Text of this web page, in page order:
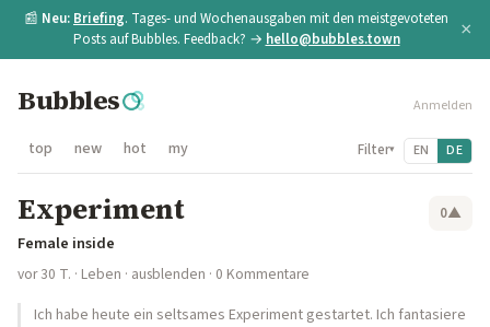
📰 Neu: Briefing. Tages- und Wochenausgaben mit den meistgevoteten
Posts auf Bubbles. Feedback? → hello@bubbles.town ×
Bubbles Anmelden
top new hot my Filter▾ EN DE
Experiment 0▲
Female inside
vor 30 T. · Leben · ausblenden · 0 Kommentare
Ich habe heute ein seltsames Experiment gestartet. Ich fantasiere